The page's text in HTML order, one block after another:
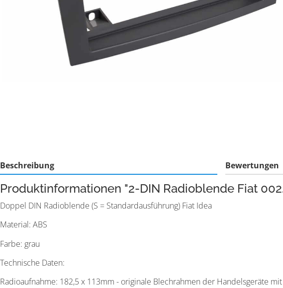
Beschreibung Bewertungen
Produktinformationen "2-DIN Radioblende Fiat
Doppel DIN Radioblende (S = Standardausführung) Fiat Idea
Material: ABS
Farbe: grau
Technische Daten:
Radioaufnahme: 182,5 x 113mm - originale Blechrahmen der Handelsgeräte